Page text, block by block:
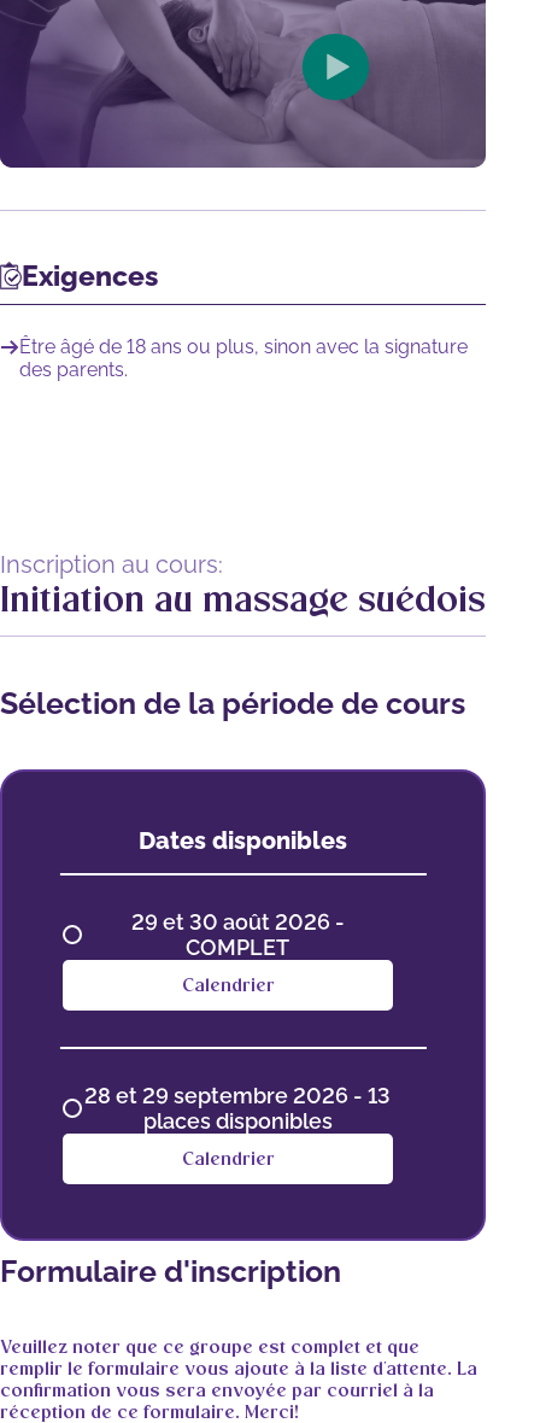
Exigences
Être âgé de 18 ans ou plus, sinon avec la signature
des parents.
Inscription au cours:
Initiation au massage suédois
Sélection de la période de cours
Dates disponibles
29 et 30 août 2026 -
COMPLET
Calendrier
28 et 29 septembre 2026 - 13
places disponibles
Calendrier
Formulaire d'inscription
Veuillez noter que ce groupe est complet et que
remplir le formulaire vous ajoute à la liste d'attente. La
confirmation vous sera envoyée par courriel à la
réception de ce formulaire. Merci!